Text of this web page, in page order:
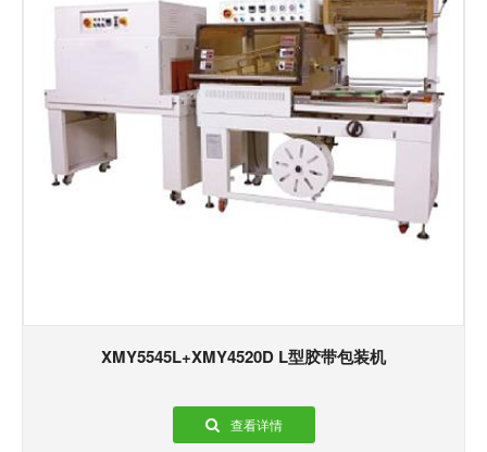
XMY5545L+XMY4520D L型胶带包装机
查看详情